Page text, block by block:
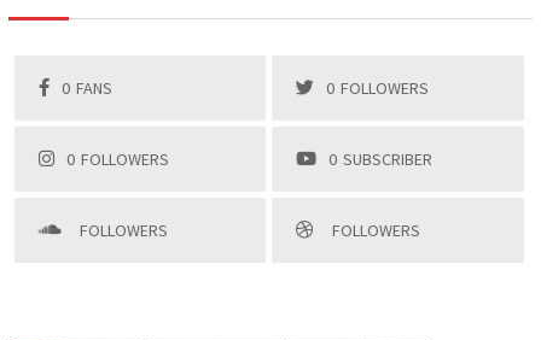
0 FANS 0 FOLLOWERS
0 FOLLOWERS 0 SUBSCRIBER
FOLLOWERS FOLLOWERS